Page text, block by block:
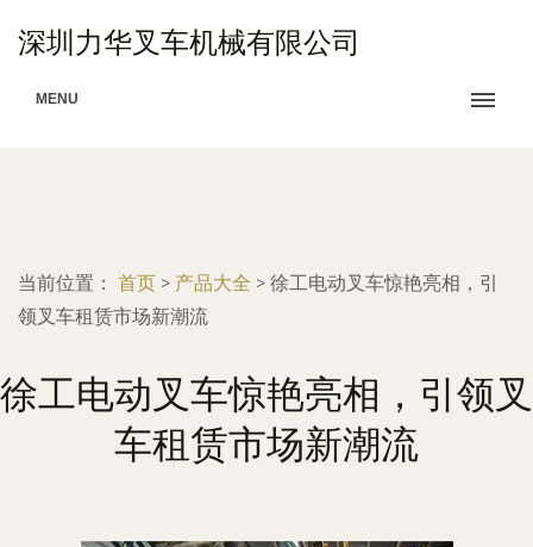
深圳力华叉车机械有限公司
MENU
当前位置： 首页 > 产品大全 > 徐工电动叉车惊艳亮相，引
领叉车租赁市场新潮流
徐工电动叉车惊艳亮相，引领叉
车租赁市场新潮流